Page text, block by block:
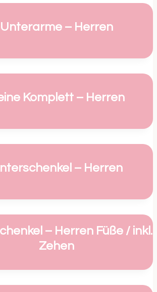
Unterarme – Herren
Komplett – Herren
– Herren
– Herren Füße / inkl.
Zehen